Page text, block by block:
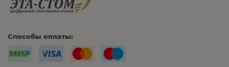
Способы оплаты: